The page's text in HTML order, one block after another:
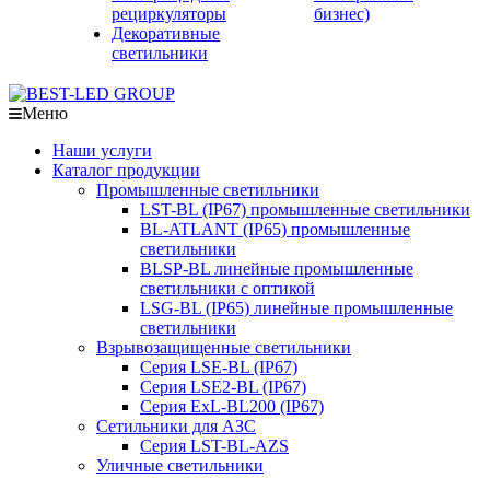
рециркуляторы
Декоративные
светильники
бизнес)
Меню
Наши услуги
Каталог продукции
Промышленные светильники
LST-BL (IP67) промышленные светильники
BL-ATLANT (IP65) промышленные
светильники
BLSP-BL линейные промышленные
светильники с оптикой
LSG-BL (IP65) линейные промышленные
светильники
Взрывозащищенные светильники
Серия LSE-BL (IP67)
Серия LSE2-BL (IP67)
Серия ExL-BL200 (IP67)
Сетильники для АЗС
Серия LST-BL-AZS
Уличные светильники